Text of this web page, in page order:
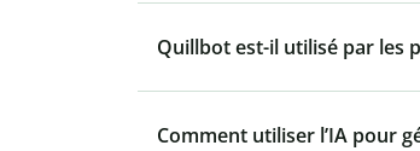
Quillbot est-il utilisé par les
Comment utiliser l’IA pour